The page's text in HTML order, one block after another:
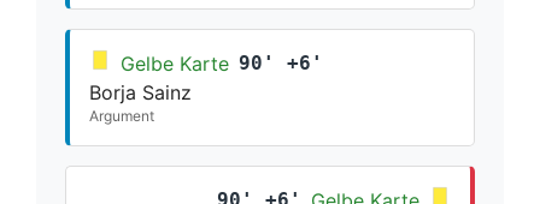
Gelbe Karte 90' +6'
Borja Sainz
Argument